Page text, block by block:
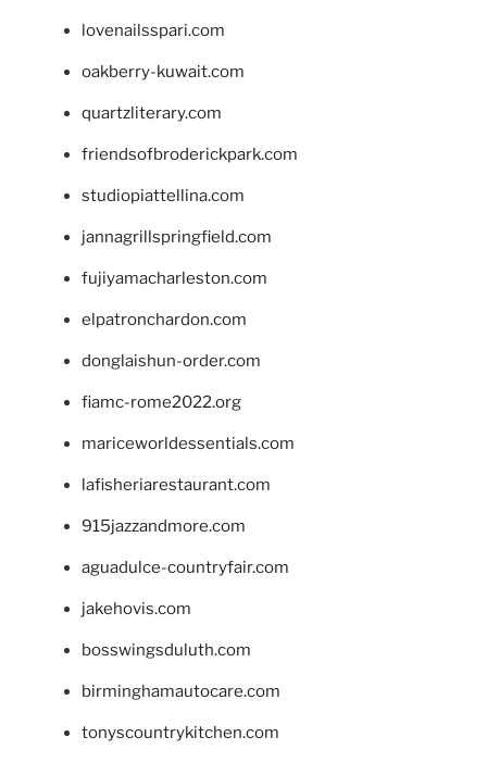
lovenailsspari.com
oakberry-kuwait.com
quartzliterary.com
friendsofbroderickpark.com
studiopiattellina.com
jannagrillspringfield.com
fujiyamacharleston.com
elpatronchardon.com
donglaishun-order.com
fiamc-rome2022.org
mariceworldessentials.com
lafisheriarestaurant.com
915jazzandmore.com
aguadulce-countryfair.com
jakehovis.com
bosswingsduluth.com
birminghamautocare.com
tonyscountrykitchen.com